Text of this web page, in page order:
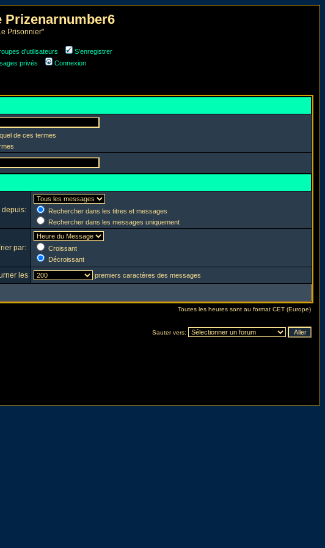
Prizenarnumber6
Prisonnier"
d'utilisateurs
S'enregistrer
privés Connexion
de ces termes
depuis:
Rechercher dans les titres et messages
Rechercher dans les messages uniquement
par:
Croissant
Décroissant
les premiers caractères des messages
Toutes les heures sont au format CET (Europe)
Sauter vers: